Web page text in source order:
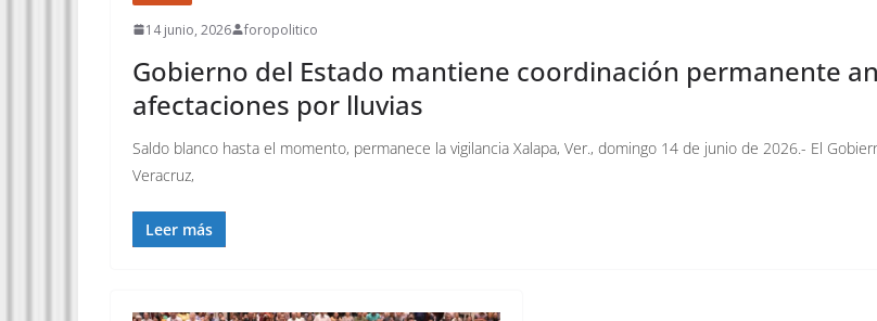
14 junio, 2026 foropolitico
Gobierno del Estado mantiene coordinación permanente
afectaciones por lluvias
Saldo blanco hasta el momento, permanece la vigilancia Xalapa, Ver., domingo 14 de junio de 2026.- El
Veracruz,
Leer más